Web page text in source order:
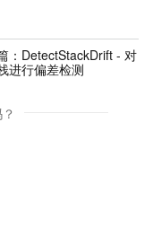
： DetectStackDrift - 对
进行偏差检测